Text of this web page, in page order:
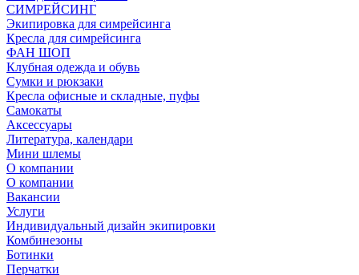
СИМРЕЙСИНГ
Экипировка для симрейсинга
Кресла для симрейсинга
ФАН ШОП
Клубная одежда и обувь
Сумки и рюкзаки
Кресла офисные и складные, пуфы
Самокаты
Аксессуары
Литература, календари
Мини шлемы
О компании
О компании
Вакансии
Услуги
Индивидуальный дизайн экипировки
Комбинезоны
Ботинки
Перчатки